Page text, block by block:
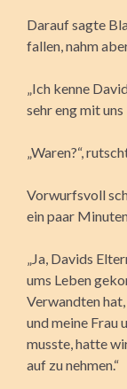
Darauf sagte
fallen, nahm
„Ich kenne
sehr eng mit
„Waren?“,
Vorwurfsvoll
ein paar
„Ja, Davids
ums Leben
Verwandten
und meine Frau
musste, hatte
auf zu nehmen.“